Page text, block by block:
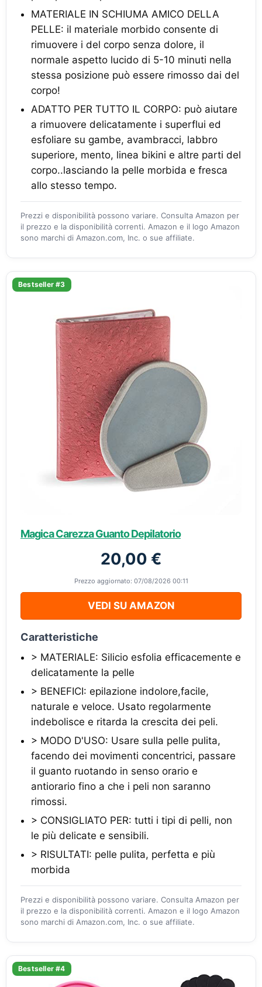
MATERIALE IN SCHIUMA AMICO DELLA
PELLE: il materiale morbido consente di
rimuovere i del corpo senza dolore, il
normale aspetto lucido di 5-10 minuti nella
stessa posizione può essere rimosso dai del
corpo!
ADATTO PER TUTTO IL CORPO: può aiutare
a rimuovere delicatamente i superflui ed
esfoliare su gambe, avambracci, labbro
superiore, mento, linea bikini e altre parti del
corpo..lasciando la pelle morbida e fresca
allo stesso tempo.
Prezzi e disponibilità possono variare. Consulta Amazon per
il prezzo e la disponibilità correnti. Amazon e il logo Amazon
sono marchi di Amazon.com, Inc. o sue affiliate.
Bestseller #3
Magica Carezza Guanto Depilatorio
20,00 €
Prezzo aggiornato: 07/08/2026 00:11
VEDI SU AMAZON
Caratteristiche
> MATERIALE: Silicio esfolia efficacemente e
delicatamente la pelle
> BENEFICI: epilazione indolore,facile,
naturale e veloce. Usato regolarmente
indebolisce e ritarda la crescita dei peli.
> MODO D'USO: Usare sulla pelle pulita,
facendo dei movimenti concentrici, passare
il guanto ruotando in senso orario e
antiorario fino a che i peli non saranno
rimossi.
> CONSIGLIATO PER: tutti i tipi di pelli, non
le più delicate e sensibili.
> RISULTATI: pelle pulita, perfetta e più
morbida
Prezzi e disponibilità possono variare. Consulta Amazon per
il prezzo e la disponibilità correnti. Amazon e il logo Amazon
sono marchi di Amazon.com, Inc. o sue affiliate.
Bestseller #4